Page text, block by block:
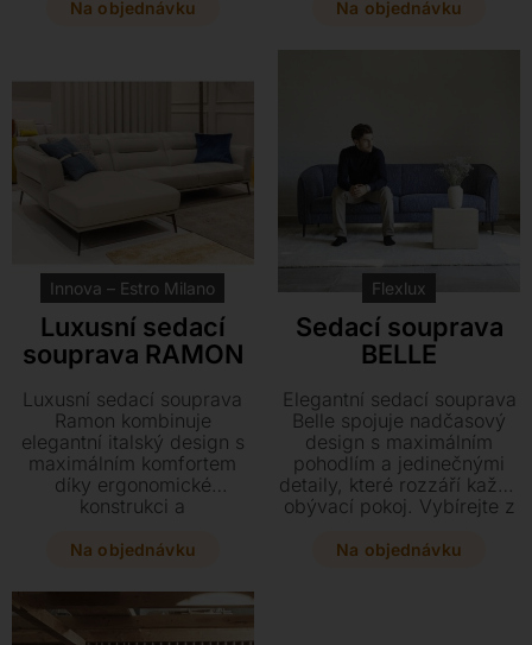
zdravému sezení na
Na objednávku
model s dřevěným
dopřejte si zdravé sezení
na míru vašemu interiéru.
Na objednávku
Innova – Estro Milano
Luxusní sedací
souprava RAMON
Luxusní sedací souprava
Ramon kombinuje
elegantní italský design s
maximálním komfortem
díky ergonomické
konstrukci a
hlavy. Vyberte si z
dopřejte svému interiéru
stylový kousek na štíhlých
kovových nohách, který
Na objednávku
Flexlux
Sedací souprava
BELLE
Elegantní sedací souprava
Belle spojuje nadčasový
design s maximálním
pohodlím a jedinečnými
detaily, které rozzáří každý
obývací pokoj. Vybírejte z
textilií a různých rozměrů,
Na objednávku